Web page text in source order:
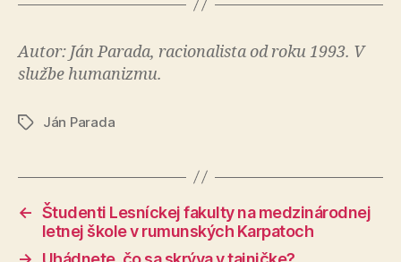
Autor: Ján Parada, racionalista od roku 1993. V
službe humanizmu.
ZnačkyJán Parada
← Študenti Lesníckej fakulty na medzinárodnej
letnej škole v rumunských Karpatoch